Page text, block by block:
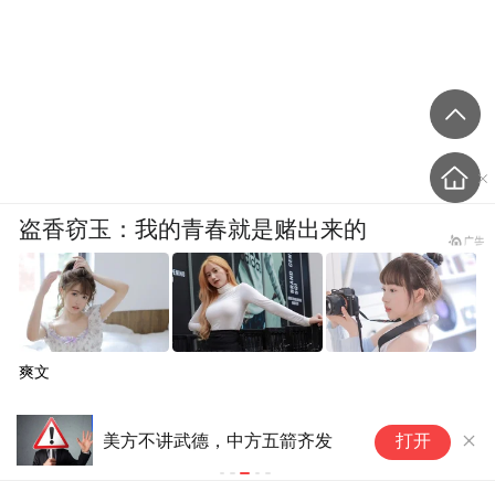
美方不讲武德，中方五箭齐发
中国红十字
灾物资
打开
盗香窃玉：我的青春就是赌出来的
爽文